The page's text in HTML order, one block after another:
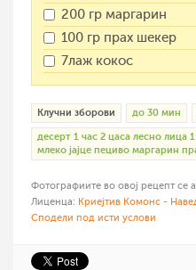
200 гр маргарин
100 гр прах шекер
7лаж кокос
Клучни зборови до 30 мин
десерт 1 час 2 цаса лесно
млеко јајце пециво маргарин
Фотографиите во овој рецепт се
Лиценца: Криејтив Комонс -
Сподели под исти услови